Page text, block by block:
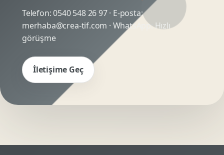
Telefon:0540 548 26 97· E-posta:
merhaba@crea-tif.com · WhatsApp:Hızlı
görüşme
İletişime Geç